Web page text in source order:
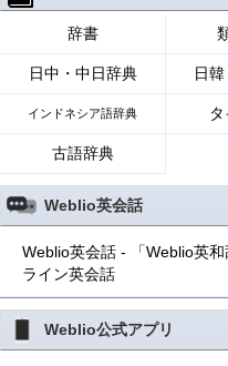
辞書
日中・中日辞典 日
インドネシア語辞典
古語辞典
Weblio英会話
Weblio英会話 - 「Weblio英
ライン英会話
Weblio公式アプリ